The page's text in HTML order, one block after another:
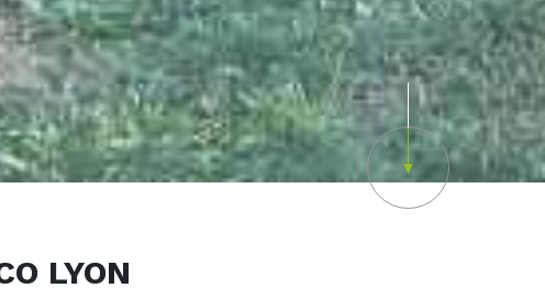
Scroll down
LYON